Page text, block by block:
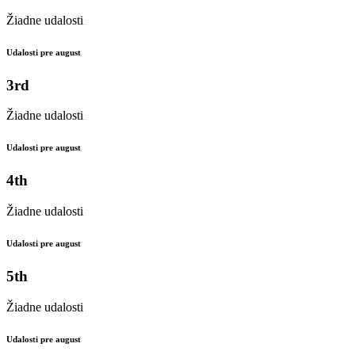
Žiadne udalosti
Udalosti pre august
3rd
Žiadne udalosti
Udalosti pre august
4th
Žiadne udalosti
Udalosti pre august
5th
Žiadne udalosti
Udalosti pre august